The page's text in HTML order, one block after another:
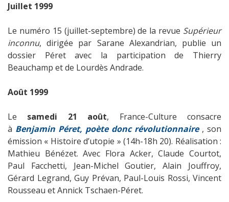
Juillet 1999
Le numéro 15 (juillet-septembre) de la revue Supérieur
inconnu, dirigée par Sarane Alexandrian, publie un
dossier Péret avec la participation de Thierry
Beauchamp et de Lourdès Andrade.
Août 1999
Le samedi 21 août, France-Culture consacre
à Benjamin Péret, poète donc révolutionnaire, son
émission « Histoire d’utopie » (14h-18h 20). Réalisation :
Mathieu Bénézet. Avec Flora Acker, Claude Courtot,
Paul Facchetti, Jean-Michel Goutier, Alain Jouffroy,
Gérard Legrand, Guy Prévan, Paul-Louis Rossi, Vincent
Rousseau et Annick Tschaen-Péret.